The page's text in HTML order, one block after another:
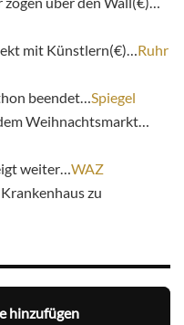
mit Künstlern(€)…Ruhr
beendet…Spiegel
Weihnachtsmarkt…
weiter…WAZ
zu
hinzufügen